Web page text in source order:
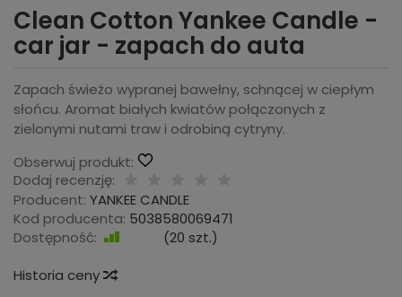
Clean Cotton Yankee Candle -
car jar - zapach do auta
Zapach świeżo wypranej bawełny, schnącej w ciepłym
słońcu. Aromat białych kwiatów połączonych z
zielonymi nutami traw i odrobiną cytryny.
Obserwuj produkt:
Dodaj recenzję:
Producent: YANKEE CANDLE
Kod producenta: 5038580069471
Dostępność:
(20 szt.)
Historia ceny